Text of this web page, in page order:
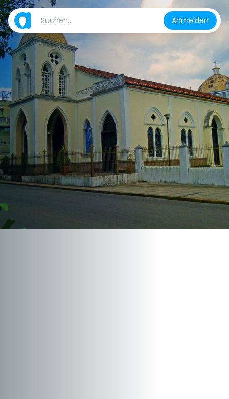
Anmelden